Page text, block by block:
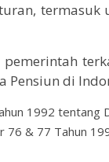
termasuk
Pensiun di
1992 tentang
& 77 Tahun